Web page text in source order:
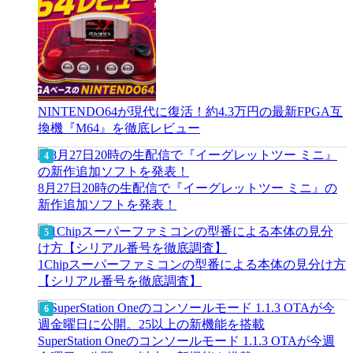
NINTENDO64が現代に復活！約4.3万円の最新FPGA互
換機『M64』を徹底レビュー
8月27日20時の生配信で『イーグレットツー ミニ』の
新作追加ソフトを発表！
1Chipスーパーファミコンの型番による本体の見分け方
【シリアル番号を徹底調査】
SuperStation Oneのコンソールモード 1.1.3 OTAが今週